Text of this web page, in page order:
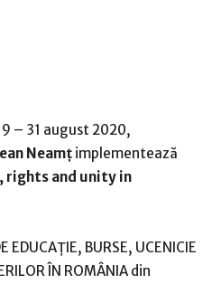
– 31 august 2020,
Neamț implementează
rights and unity in
BURSE, UCENICIE
ÎN ROMÂNIA din